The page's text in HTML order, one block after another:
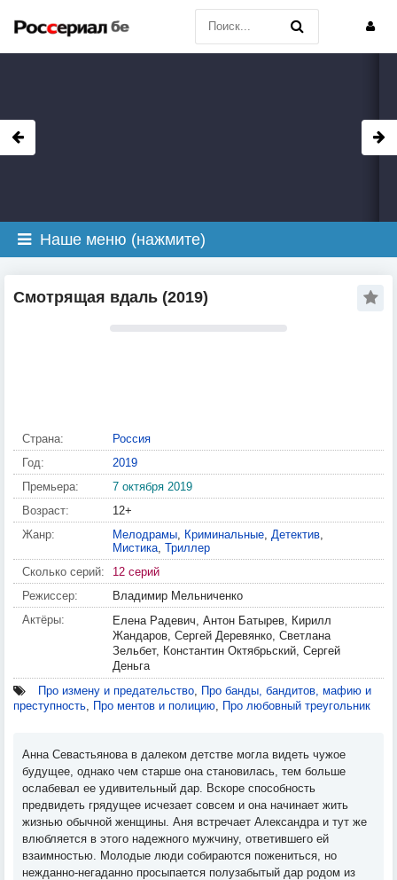
Наше меню (нажмите)
Смотрящая вдаль (2019)
Страна:
Россия
Год:
2019
Премьера:
7 октября 2019
Возраст:
12+
Жанр:
Мелодрамы, Криминальные, Детектив,
Мистика, Триллер
Сколько серий:
12 серий
Режиссер:
Владимир Мельниченко
Актёры:
Елена Радевич, Антон Батырев, Кирилл
Жандаров, Сергей Деревянко, Светлана
Зельбет, Константин Октябрьский, Сергей
Деньга
Про измену и предательство, Про банды, бандитов, мафию и
преступность, Про ментов и полицию, Про любовный треугольник
Анна Севастьянова в далеком детстве могла видеть чужое
будущее, однако чем старше она становилась, тем больше
ослабевал ее удивительный дар. Вскоре способность
предвидеть грядущее исчезает совсем и она начинает жить
жизнью обычной женщины. Аня встречает Александра и тут же
влюбляется в этого надежного мужчину, ответившего ей
взаимностью. Молодые люди собираются пожениться, но
нежданно-негаданно просыпается полузабытый дар родом из